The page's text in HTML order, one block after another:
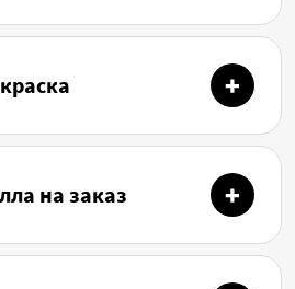
на заказ